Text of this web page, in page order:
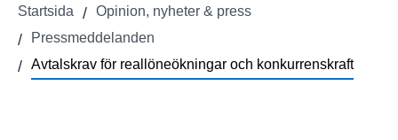
Startsida
Opinion, nyheter & press
Pressmeddelanden
Avtalskrav för reallöneökningar och konkurrenskraft